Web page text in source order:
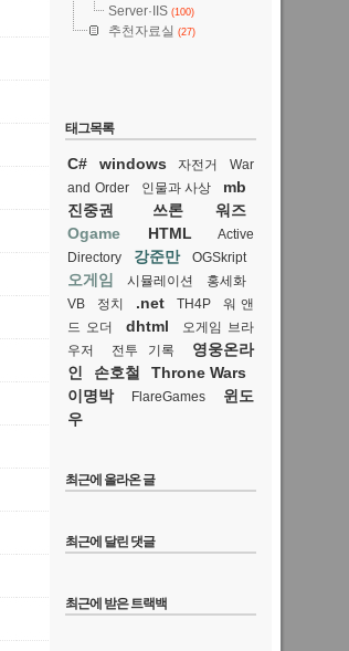
Server·IIS (100)
추천자료실 (27)
태그목록
C# windows 자전거
War
and Order
인물과 사상
mb
진중권
쓰론 워즈
Ogame
HTML
Active
Directory
강준만 OGSkript
오게임 시뮬레이션
홍세화
VB
정치 .net TH4P
워 앤
드 오더
dhtml
오게임 브라
우저
전투 기록
영웅온라
인
손호철
Throne Wars
이명박
FlareGames
윈도
우
최근에 올라온 글
최근에 달린 댓글
최근에 받은 트랙백